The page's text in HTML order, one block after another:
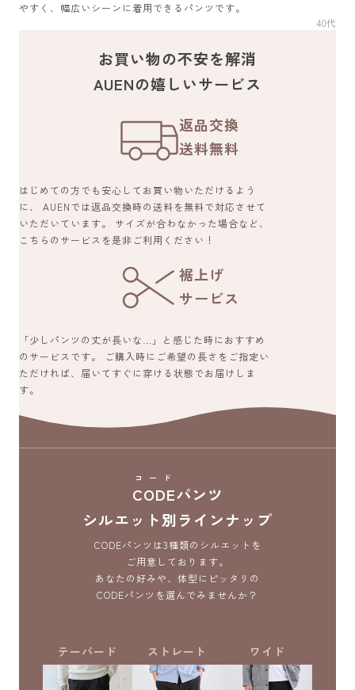
やすく、幅広いシーンに着用できるパンツです。
40代
お買い物の不安を解消
AUENの嬉しいサービス
返品交換
送料無料
はじめての方でも安心してお買い物いただけるよう
に、 AUENでは返品交換時の送料を無料で対応させて
いただいています。 サイズが合わなかった場合など、
こちらのサービスを是非ご利用ください！
裾上げ
サービス
「少しパンツの丈が長いな…」と感じた時におすすめ
のサービスです。 ご購入時にご希望の長さをご指定い
ただければ、届いてすぐに穿ける状態でお届けしま
す。
CODE
コード
パンツ
シルエット別ラインナップ
CODEパンツは3種類のシルエットを
ご用意しております。
あなたの好みや、体型にピッタリの
CODEパンツを選んでみませんか？
テーパード ストレート ワイド